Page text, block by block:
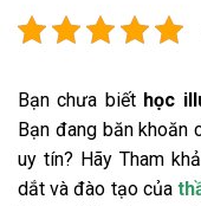
Bạn chưa biết học
Bạn đang băn khoăn
uy tín? Hãy Tham
dắt và đào tạo của